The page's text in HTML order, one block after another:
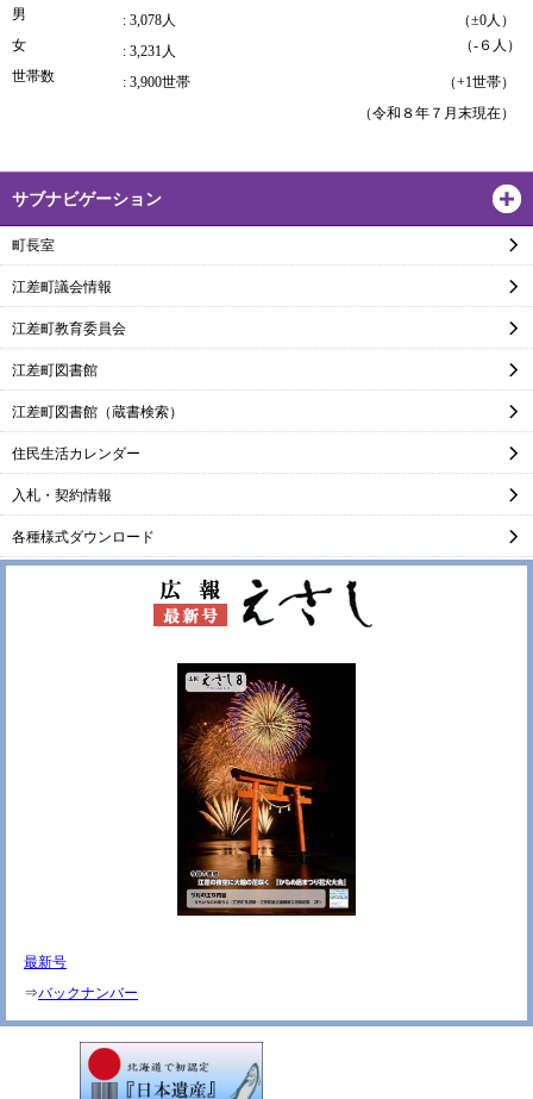
男
: 3,078人
（±0人）
女
: 3,231人
（-６人）
世帯数
: 3,900世帯
（+1世帯）
（令和８年７月末現在）
サブナビゲーション
町長室
江差町議会情報
江差町教育委員会
江差町図書館
江差町図書館（蔵書検索）
住民生活カレンダー
入札・契約情報
各種様式ダウンロード
最新号
⇒バックナンバー